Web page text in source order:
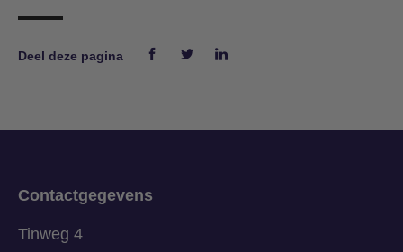
Deel deze pagina
Contactgegevens
Tinweg 4